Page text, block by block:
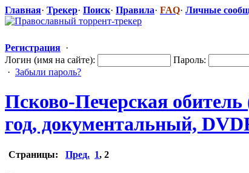
Главная· Трекер· Поиск· Правила· FAQ· Личные
Регистрация ·
Логин (имя на сайте):
Пароль:
· Забыли пароль?
Псково-Печер​ская
год, документальн​ый,
Страницы: Пред. 1, 2